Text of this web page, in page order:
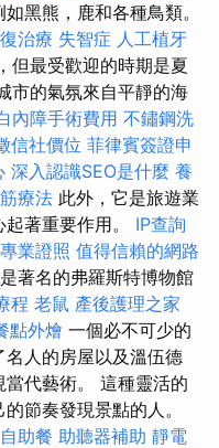
黑熊，鹿和各種鳥類。
治療 失智症 人工植牙
但最受歡迎的時期是夏
市的氣氛來自平靜的海
內障手術費用 不鏽鋼洗
信社價位 菲律賓簽證申
深入認識SEO是什麼 養
療法 此外，它是旅遊業
著重要作用。 IP查詢
業證照 值得信賴的網路
著名的弗羅斯特博物館
程 老鼠 產後護理之家
點外燴 一個必不可少的
人的房屋以及溫伍德
代藝術。 這種靈活的
節奏發現景點的人。
自助餐 助聽器補助 靜電